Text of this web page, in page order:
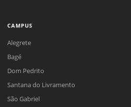
CAMPUS
Alegrete
Bagé
Dom Pedrito
Santana do Livramento
São Gabriel